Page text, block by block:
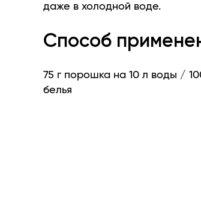
даже в холодной воде.
Способ
75 г порошка на 10 л воды /
белья